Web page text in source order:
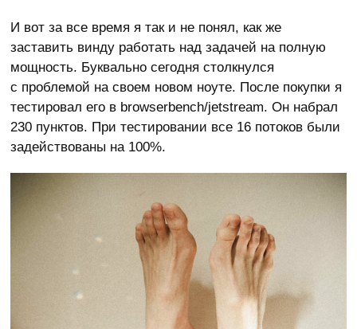
И вот за все время я так и не понял, как же
заставить винду работать над задачей на полную
мощность. Буквально сегодня столкнулся
с проблемой на своем новом ноуте. После покупки я
тестировал его в browserbench/jetstream. Он набрал
230 пунктов. При тестировании все 16 потоков были
задействованы на 100%.